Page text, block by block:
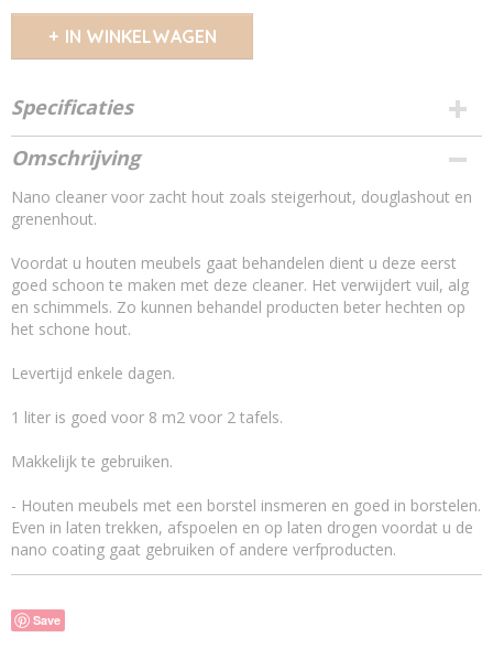
IN WINKELWAGEN
Specificaties
Productcode
13706156
Omschrijving
Nano cleaner voor zacht hout zoals steigerhout, douglashout en
grenenhout.
Voordat u houten meubels gaat behandelen dient u deze eerst
goed schoon te maken met deze cleaner. Het verwijdert vuil, alg
en schimmels. Zo kunnen behandel producten beter hechten op
het schone hout.
Levertijd enkele dagen.
1 liter is goed voor 8 m2 voor 2 tafels.
Makkelijk te gebruiken.
- Houten meubels met een borstel insmeren en goed in borstelen.
Even in laten trekken, afspoelen en op laten drogen voordat u de
nano coating gaat gebruiken of andere verfproducten.
Save